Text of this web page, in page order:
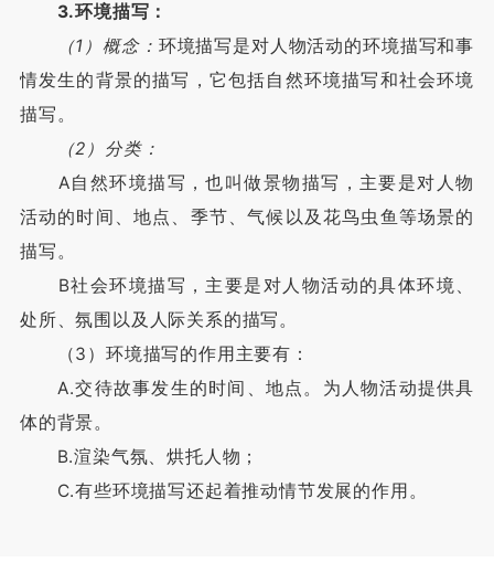
3.环境描写：
（1）概念： 环境描写是对人物活动的环境描写和事
情发生的背景的描写，它包括自然环境描写和社会环境
描写。
（2）分类：
A自然环境描写，也叫做景物描写，主要是对人物
活动的时间、地点、季节、气候以及花鸟虫鱼等场景的
描写。
B社会环境描写，主要是对人物活动的具体环境、
处所、氛围以及人际关系的描写。
（3）环境描写的作用主要有：
A.交待故事发生的时间、地点。为人物活动提供具
体的背景。
B.渲染气氛、烘托人物；
C.有些环境描写还起着推动情节发展的作用。